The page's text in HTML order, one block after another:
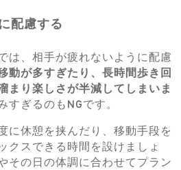
配慮する
は、相手が疲れないように配慮
動が多すぎたり、長時間歩き回
まり楽しさが半減してしまいま
すぎるのもNGです。
に休憩を挟んだり、移動手段を
クスできる時間を設けましょ
その日の体調に合わせてプラン